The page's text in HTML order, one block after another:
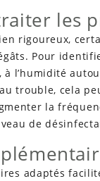
les
rigoureux,
Pour
à l’humidité
trouble, cela
la
de
adaptés